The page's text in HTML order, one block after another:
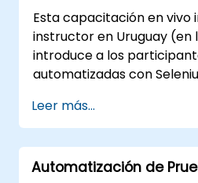
Introducción a Selenium
(https://
selenium-training).
Esta capacitación en vivo
instructor en Uruguay (en
introduce a los
automatizadas con
programación con C# o
consulta el curso: C#
Pruebas de
Leer más...
Automatización de